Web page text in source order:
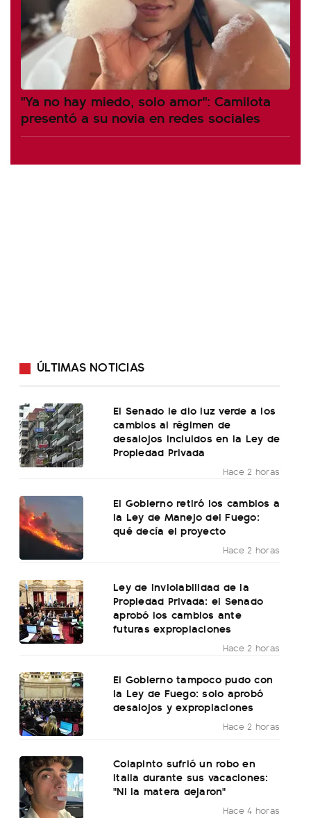
"Ya no hay miedo, solo amor": Camilota
presentó a su novia en redes sociales
ÚLTIMAS NOTICIAS
El Senado le dio luz verde a los
cambios al régimen de
desalojos incluidos en la Ley de
Propiedad Privada
Hace 2 horas
El Gobierno retiró los cambios a
la Ley de Manejo del Fuego:
qué decía el proyecto
Hace 2 horas
Ley de Inviolabilidad de la
Propiedad Privada: el Senado
aprobó los cambios ante
futuras expropiaciones
Hace 2 horas
El Gobierno tampoco pudo con
la Ley de Fuego: solo aprobó
desalojos y expropiaciones
Hace 2 horas
Colapinto sufrió un robo en
Italia durante sus vacaciones:
"Ni la matera dejaron"
Hace 4 horas